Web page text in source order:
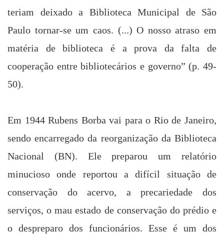
teriam deixado a Biblioteca Municipal deSão
Paulo tornar-se um caos. (...) O nosso atraso em
matéria de biblioteca é a prova da falta de
cooperação entre bibliotecários e governo” (p. 49-
50).
Em 1944Rubens Borba vai para o Rio de Janeiro,
sendo encarregado da reorganização da Biblioteca
Nacional (BN). Ele preparou um relatório
minucioso onde reportou a difícil situação de
conservação do acervo, a precariedade dos
serviços, o mau estado de conservação do prédio e
o despreparo dos funcionários. Esse é um dos